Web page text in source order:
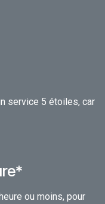
service 5 étoiles, car
ou moins, pour